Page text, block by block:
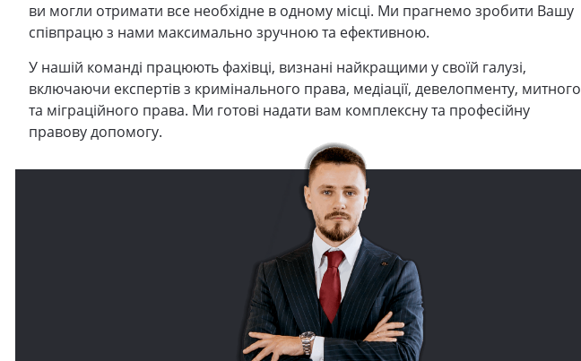
ви могли отримати все необхідне в одному місці. Ми прагнемо зробити Вашу
співпрацю з нами максимально зручною та ефективною.
У нашій команді працюють фахівці, визнані найкращими у своїй галузі,
включаючи експертів з кримінального права, медіації, девелопменту, митного
та міграційного права. Ми готові надати вам комплексну та професійну
правову допомогу.